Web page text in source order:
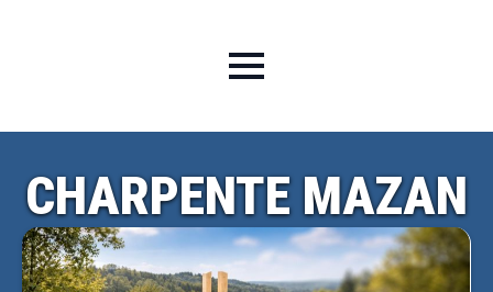
CHARPENTE MAZAN